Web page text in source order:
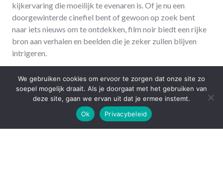
kijkervaring die moeilijk te evenaren is. Of je nu een
doorgewinterde cinefiel bent of gewoon op zoek bent
naar iets nieuws om te ontdekken, film noir biedt een rijke
bron aan verhalen en beelden die je zeker zullen blijven
intrigeren.
31 May 2024
We gebruiken cookies om ervoor te zorgen dat onze site zo
soepel mogelijk draait. Als je doorgaat met het gebruiken van
deze site, gaan we ervan uit dat je ermee instemt.
Ok
Privacybeleid